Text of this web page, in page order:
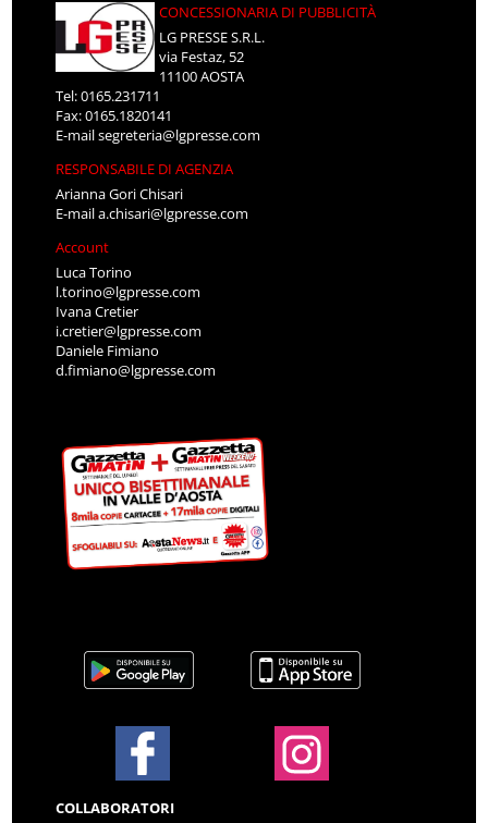
CONCESSIONARIA DI PUBBLICITÀ
LG PRESSE S.R.L.
via Festaz, 52
11100 AOSTA
Tel: 0165.231711
Fax: 0165.1820141
E-mailsegreteria@lgpresse.com
RESPONSABILE DI AGENZIA
Arianna Gori Chisari
E-maila.chisari@lgpresse.com
Account
Luca Torino
l.torino@lgpresse.com
Ivana Cretier
i.cretier@lgpresse.com
Daniele Fimiano
d.fimiano@lgpresse.com
COLLABORATORI